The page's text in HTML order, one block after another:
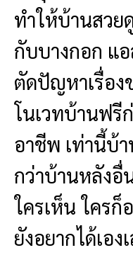
ทำให้บ้านสวย
กับบางกอก แ
ตัดปัญหาเรื่อง
โนเวทบ้านฟรี
อาชีพ เท่านี้บ้
กว่าบ้านหลังอื่
ใครเห็น ใครก็
ยังอยากได้เอง